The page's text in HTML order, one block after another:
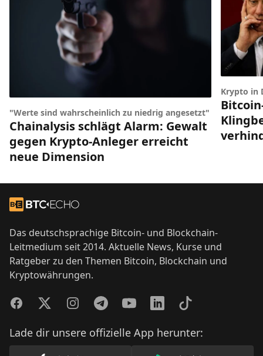
"Werte sind wahrscheinlich zu niedrig angesetzt"
Chainalysis schlägt Alarm: Gewalt
gegen Krypto-Anleger erreicht
neue Dimension
Krypto in
Zur Startseite
Das deutschsprachige Bitcoin- und Blockchain-
Leitmedium seit 2014. Aktuelle News, Kurse und
Ratgeber zu den Themen Bitcoin, Blockchain und
Kryptowährungen.
FacebookTwitterInstagramTelegramYouTubeLinkedInTikTok
Lade dir unsere offizielle App herunter: